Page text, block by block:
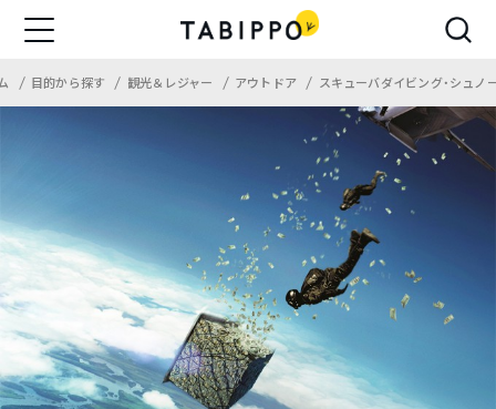
目的から探す 観光＆レジャー アウトドア スキューバダイビング・シュノ